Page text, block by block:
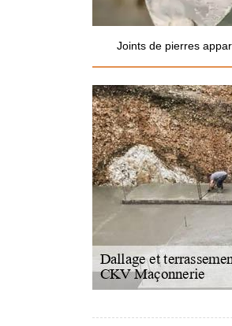
Joints de pierres